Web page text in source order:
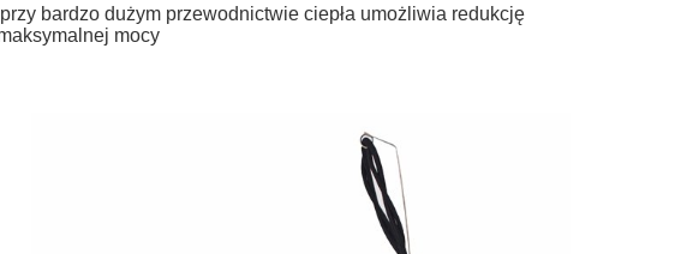
bardzo dużym przewodnictwie ciepła umożliwia redukcję
mocy